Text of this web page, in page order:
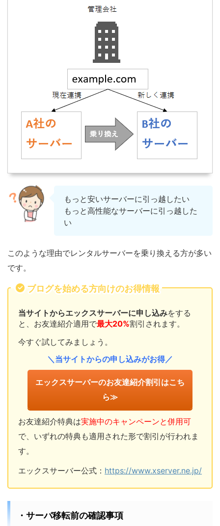
もっと安いサーバーに引っ越したい
もっと高性能なサーバーに引っ越した
い
このような理由でレンタルサーバーを乗り換える方が多い
です。
ブログを始める方向けのお得情報
当サイトからエックスサーバーに申し込みをする
と、お友達紹介適用で最大20%割引されます。
今すぐ試してみましょう。
＼当サイトからの申し込みがお得／
エックスサーバーのお友達紹介割引はこち
ら≫
お友達紹介特典は実施中のキャンペーンと併用可
で、いずれの特典も適用された形で割引が行われま
す。
エックスサーバー公式： https://www.xserver.ne.jp/
・サーバ移転前の確認事項